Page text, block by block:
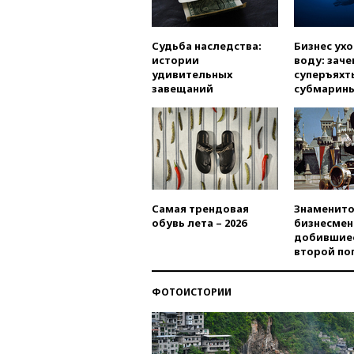
Судьба наследства:
истории
удивительных
завещаний
Бизнес
воду:
Самая трендовая
обувь лета – 2026
второй
ФОТОИСТОРИИ